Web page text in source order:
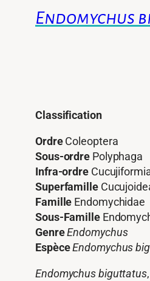
Endomychus
Classification
OrdreColeoptera
Sous-ordre Polyphaga
Infra-ordre
Superfamille
Famille Endomychidae
Sous-Famille
GenreEndomychus
EspèceEndomychus
Endomychus biguttatus